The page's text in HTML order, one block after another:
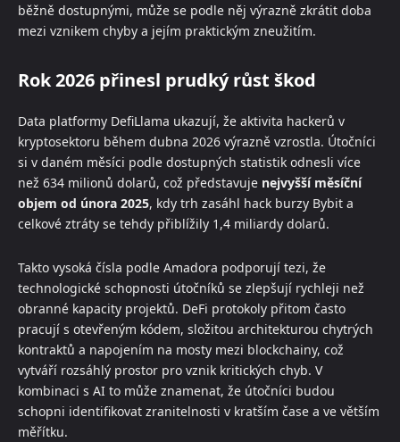
běžně dostupnými, může se podle něj výrazně zkrátit doba
mezi vznikem chyby a jejím praktickým zneužitím.
Rok 2026 přinesl prudký růst škod
Data platformy DefiLlama ukazují, že aktivita hackerů v
kryptosektoru během dubna 2026 výrazně vzrostla. Útočníci
si v daném měsíci podle dostupných statistik odnesli více
než 634 milionů dolarů, což představuje nejvyšší měsíční
objem od února 2025, kdy trh zasáhl hack burzy Bybit a
celkové ztráty se tehdy přiblížily 1,4 miliardy dolarů.
Takto vysoká čísla podle Amadora podporují tezi, že
technologické schopnosti útočníků se zlepšují rychleji než
obranné kapacity projektů. DeFi protokoly přitom často
pracují s otevřeným kódem, složitou architekturou chytrých
kontraktů a napojením na mosty mezi blockchainy, což
vytváří rozsáhlý prostor pro vznik kritických chyb. V
kombinaci s AI to může znamenat, že útočníci budou
schopni identifikovat zranitelnosti v kratším čase a ve větším
měřítku.